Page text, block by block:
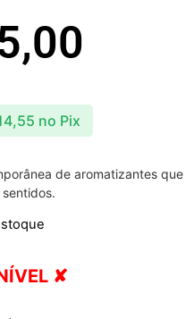
no Pix
de aromatizantes que
✘